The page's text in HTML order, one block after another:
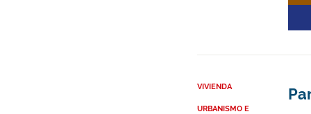
VIVIENDA
URBANISMO E